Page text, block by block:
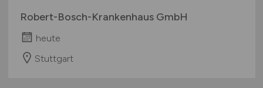
Robert-Bosch-Krankenhaus GmbH
heute
Stuttgart